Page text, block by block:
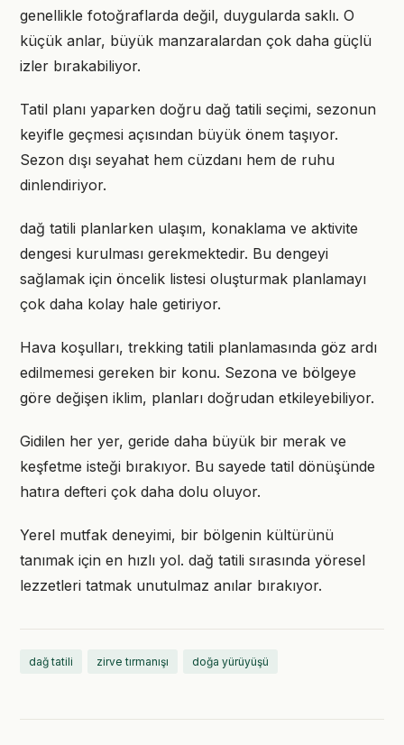
genellikle fotoğraflarda değil, duygularda saklı. O
küçük anlar, büyük manzaralardan çok daha güçlü
izler bırakabiliyor.
Tatil planı yaparken doğru dağ tatili seçimi, sezonun
keyifle geçmesi açısından büyük önem taşıyor.
Sezon dışı seyahat hem cüzdanı hem de ruhu
dinlendiriyor.
dağ tatili planlarken ulaşım, konaklama ve aktivite
dengesi kurulması gerekmektedir. Bu dengeyi
sağlamak için öncelik listesi oluşturmak planlamayı
çok daha kolay hale getiriyor.
Hava koşulları, trekking tatili planlamasında göz ardı
edilmemesi gereken bir konu. Sezona ve bölgeye
göre değişen iklim, planları doğrudan etkileyebiliyor.
Gidilen her yer, geride daha büyük bir merak ve
keşfetme isteği bırakıyor. Bu sayede tatil dönüşünde
hatıra defteri çok daha dolu oluyor.
Yerel mutfak deneyimi, bir bölgenin kültürünü
tanımak için en hızlı yol. dağ tatili sırasında yöresel
lezzetleri tatmak unutulmaz anılar bırakıyor.
dağ tatili zirve tırmanışı doğa yürüyüşü